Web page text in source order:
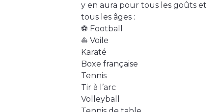
y en aura pour tous les goûts et
tous les âges :
⚽️ Football
⛵️ Voile
Karaté
Boxe française
Tennis
Tir à l’arc
Volleyball